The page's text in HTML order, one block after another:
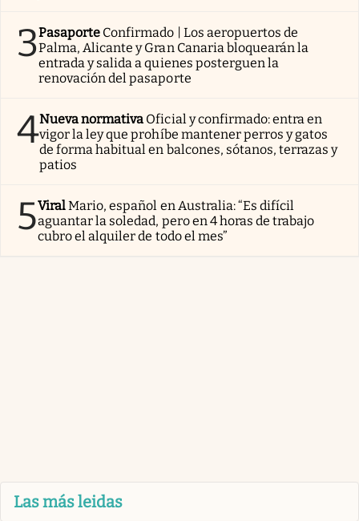
3Pasaporte Confirmado | Los aeropuertos de
Palma, Alicante y Gran Canaria bloquearán la
entrada y salida a quienes posterguen la
renovación del pasaporte
4Nueva normativa Oficial y confirmado: entra en
vigor la ley que prohíbe mantener perros y gatos
de forma habitual en balcones, sótanos, terrazas y
patios
5ViralMario, español en Australia: “Es difícil
aguantar la soledad, pero en 4 horas de trabajo
cubro el alquiler de todo el mes”
Las más leidas